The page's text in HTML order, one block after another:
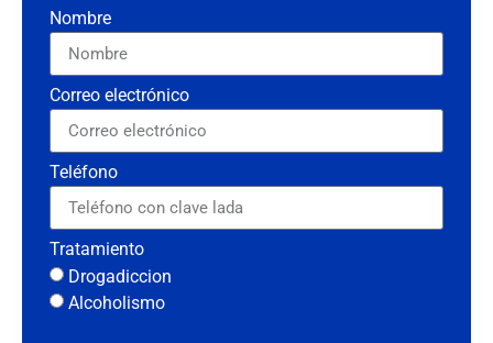
Nombre
Correo electrónico
Teléfono
Tratamiento
Drogadiccion
Alcoholismo